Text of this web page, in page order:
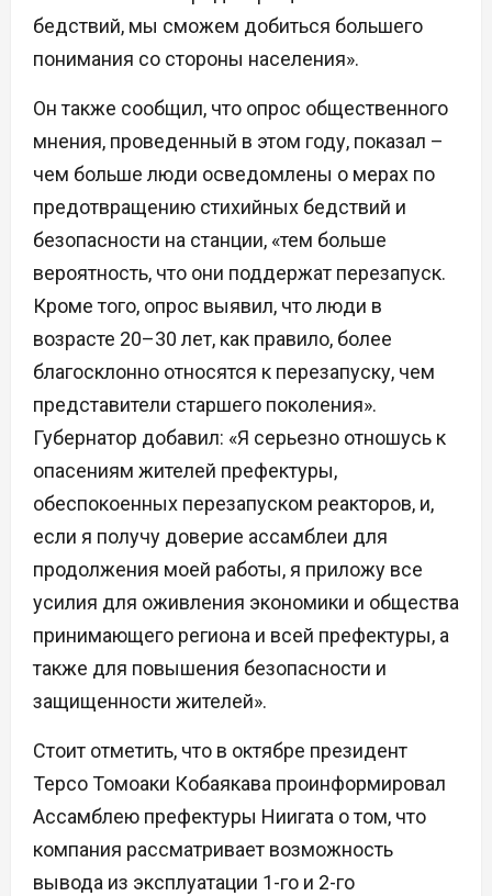
бедствий, мы сможем добиться большего
понимания со стороны населения».
Он также сообщил, что опрос общественного
мнения, проведенный в этом году, показал –
чем больше люди осведомлены о мерах по
предотвращению стихийных бедствий и
безопасности на станции, «тем больше
вероятность, что они поддержат перезапуск.
Кроме того, опрос выявил, что люди в
возрасте 20–30 лет, как правило, более
благосклонно относятся к перезапуску, чем
представители старшего поколения».
Губернатор добавил: «Я серьезно отношусь к
опасениям жителей префектуры,
обеспокоенных перезапуском реакторов, и,
если я получу доверие ассамблеи для
продолжения моей работы, я приложу все
усилия для оживления экономики и общества
принимающего региона и всей префектуры, а
также для повышения безопасности и
защищенности жителей».
Стоит отметить, что в октябре президент
Tepco Томоаки Кобаякава проинформировал
Ассамблею префектуры Ниигата о том, что
компания рассматривает возможность
вывода из эксплуатации 1-го и 2-го